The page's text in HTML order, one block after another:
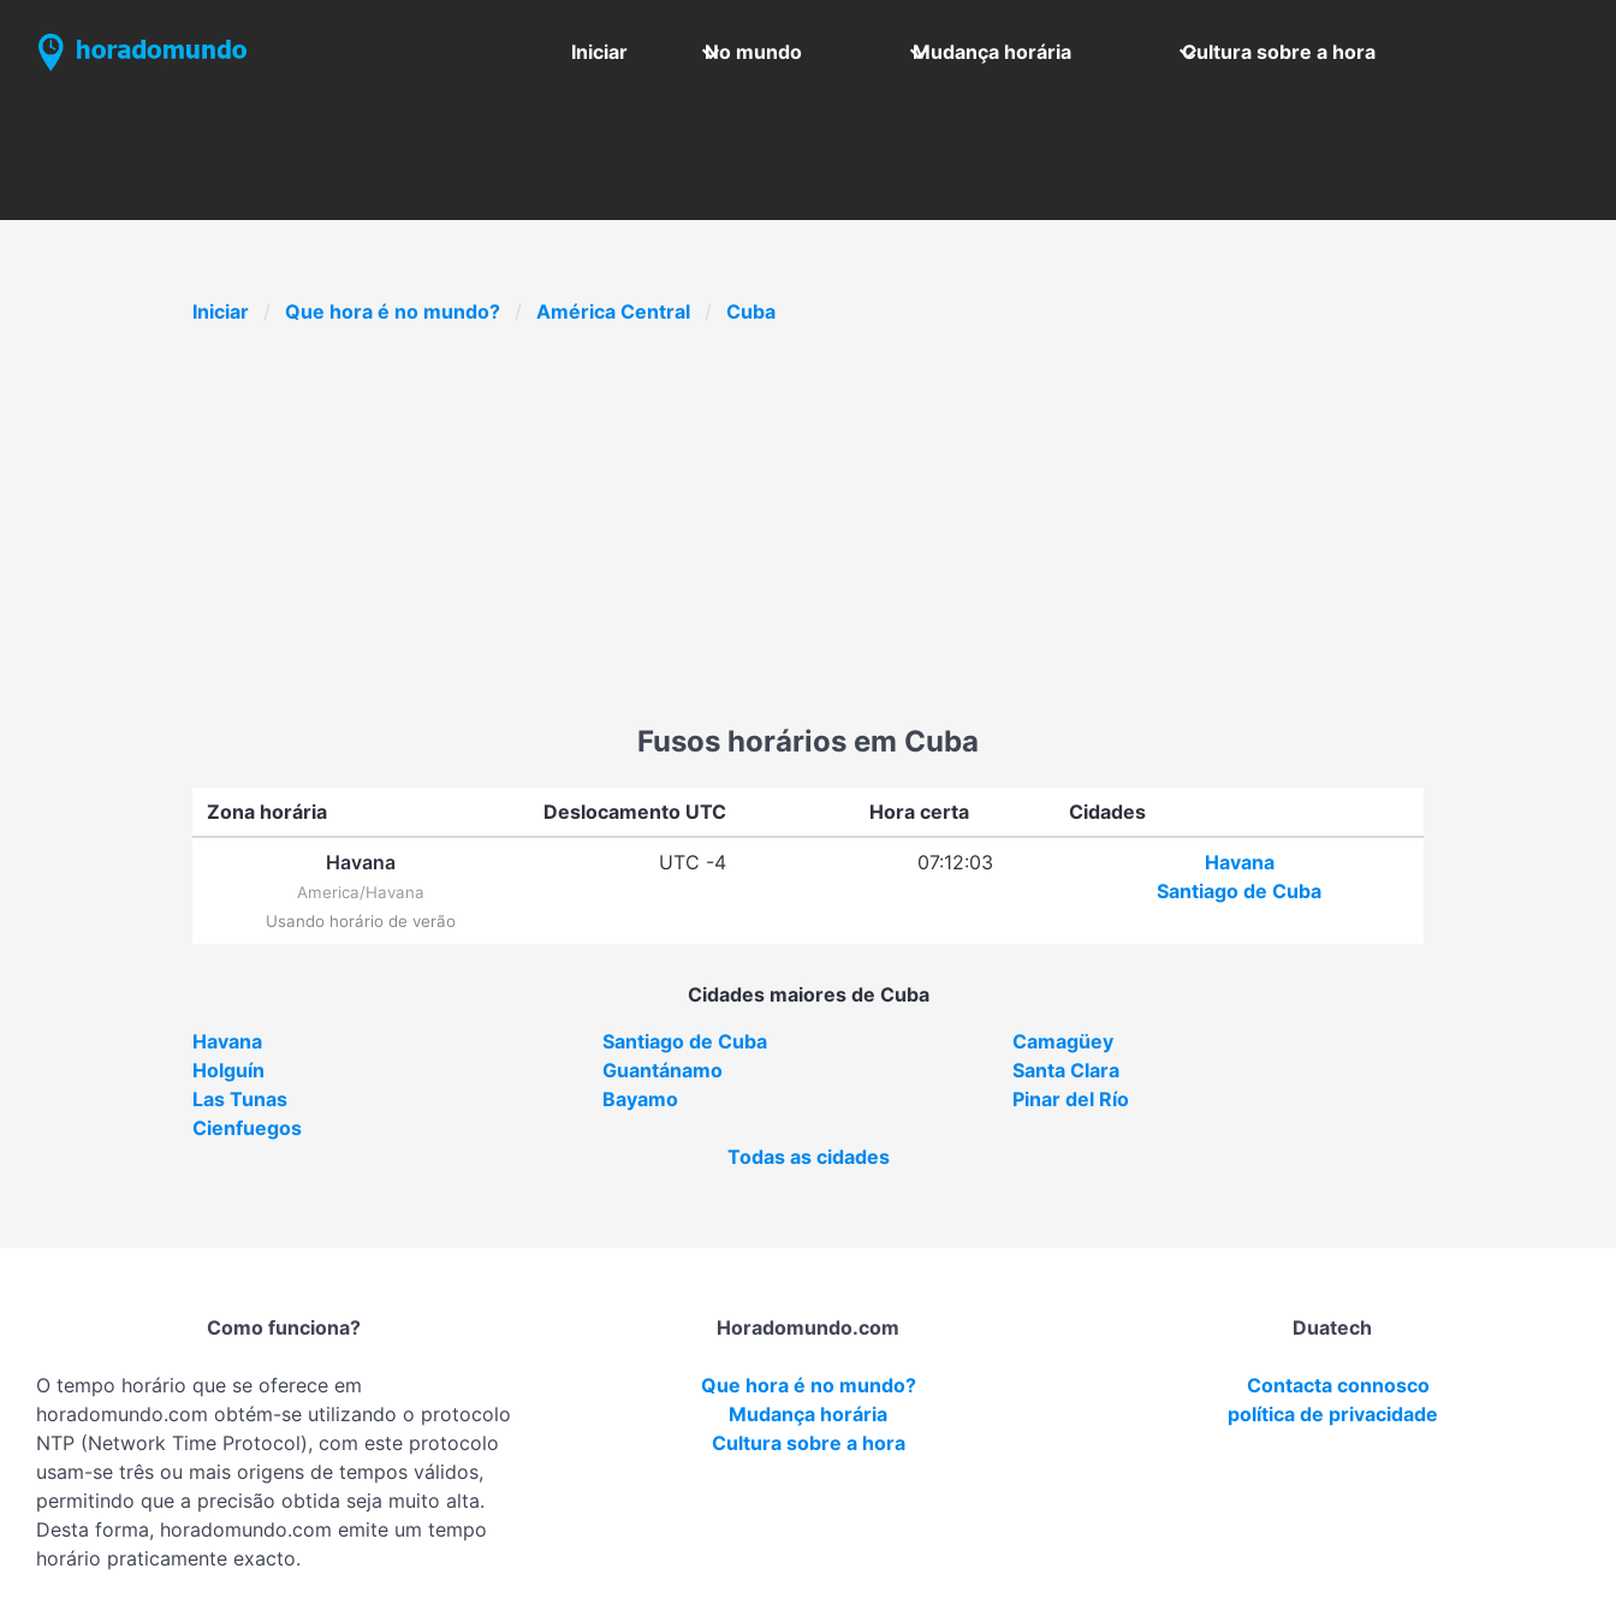
Iniciar No mundo Mudança horária Cultura sobre a hora
Iniciar Que hora é no mundo? América Central Cuba
Fusos horários em Cuba
Zona horária Deslocamento UTC Hora certa Cidades
Havana
America/Havana
Usando horário de verão
UTC -4 07:12:03
Havana
Santiago de Cuba
Cidades maiores de Cuba
Havana
Santiago de Cuba
Camagüey
Holguín
Guantánamo
Santa Clara
Las Tunas
Bayamo
Pinar del Río
Cienfuegos
Todas as cidades
Como funciona?
O tempo horário que se oferece em
horadomundo.com obtém-se utilizando o protocolo
NTP (Network Time Protocol), com este protocolo
usam-se três ou mais origens de tempos válidos,
permitindo que a precisão obtida seja muito alta.
Desta forma, horadomundo.com emite um tempo
horário praticamente exacto.
Horadomundo.com
Que hora é no mundo?
Mudança horária
Cultura sobre a hora
Duatech
Contacta connosco
política de privacidade